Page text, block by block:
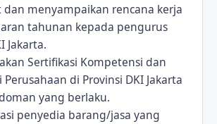
menyampaikan rencana kerja
tahunan kepada pengurus
Jakarta.
Sertifikasi Kompetensi dan
Perusahaan di Provinsi DKI Jakarta
yang berlaku.
penyedia barang/jasa yang